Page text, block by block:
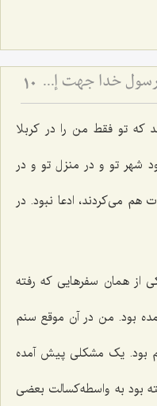
ضرورت اجابت دعوت خدا و رسول خدا جهت إحیاء قلوب 10
که تو فقط من را در کربلا
شهر تو و در منزل تو و در
هم می‌کردند، ادعا نبود. در
از همان سفرهایی که رفته
بود. من در آن موقع سنم
بود. یک مشکلی پیش آمده
بود به واسطه‌کسالت بعضی